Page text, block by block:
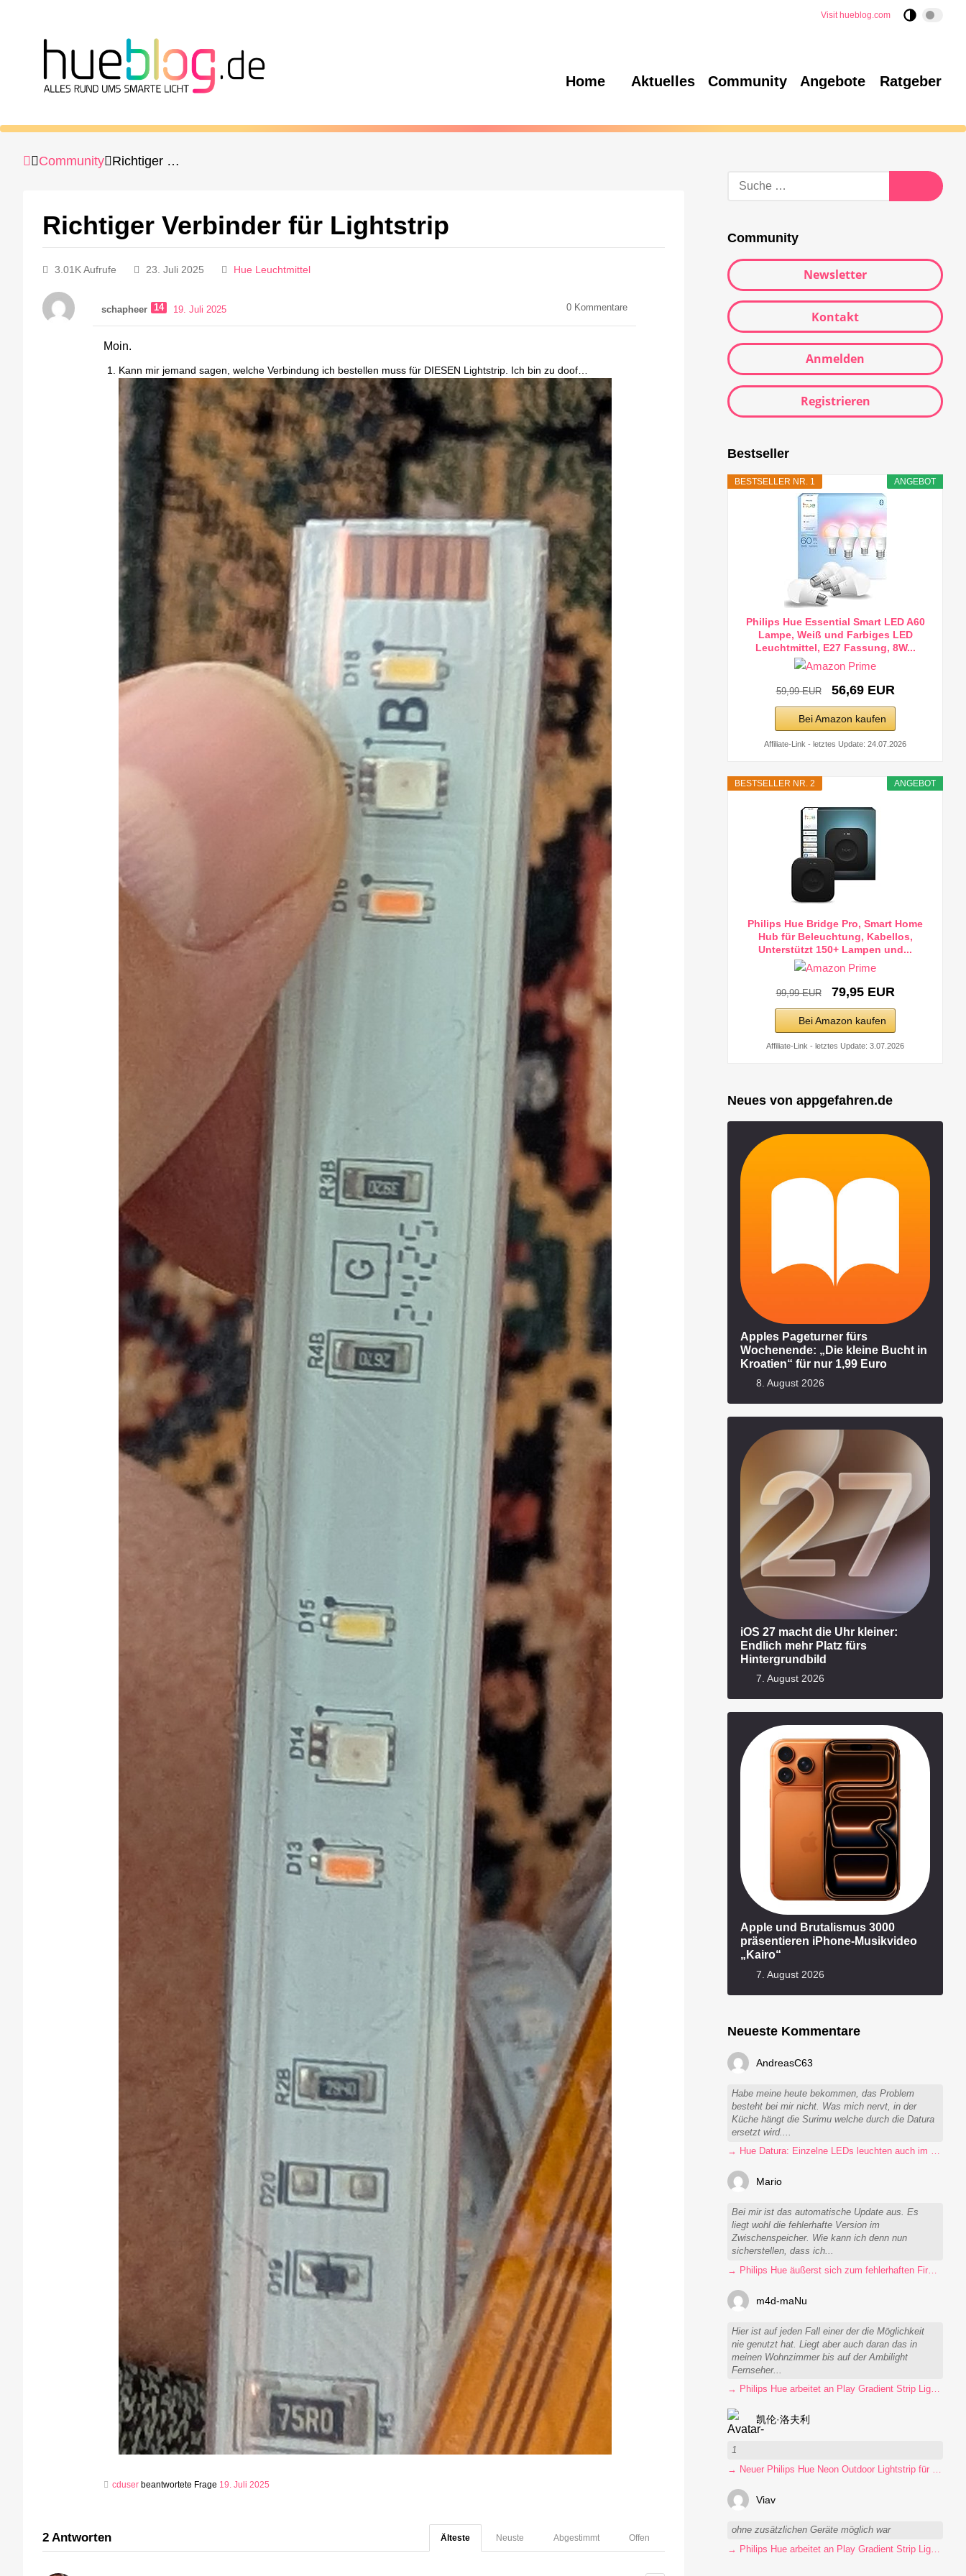
Visit hueblog.com
Home Aktuelles Community Angebote Ratgeber
Community Richtiger Verbinder für Lightstrip
Richtiger Verbinder für Lightstrip
3.01K Aufrufe 23. Juli 2025 Hue Leuchtmittel
schapheer 14 19. Juli 2025 0 Kommentare
Moin.
Kann mir jemand sagen, welche Verbindung ich bestellen muss für DIESEN Lightstrip. Ich bin zu doof…
cduser beantwortete Frage 19. Juli 2025
2 Antworten Offen
Abgestimmt
Neuste
Älteste
Community
Newsletter
Kontakt
Anmelden
Registrieren
Bestseller
ANGEBOT
BESTSELLER NR. 1
Philips Hue Essential Smart LED A60
Lampe, Weiß und Farbiges LED
Leuchtmittel, E27 Fassung, 8W...
59,99 EUR 56,69 EUR
Bei Amazon kaufen
Affiliate-Link - letztes Update: 24.07.2026
ANGEBOT
BESTSELLER NR. 2
Philips Hue Bridge Pro, Smart Home
Hub für Beleuchtung, Kabellos,
Unterstützt 150+ Lampen und...
99,99 EUR 79,95 EUR
Bei Amazon kaufen
Affiliate-Link - letztes Update: 3.07.2026
Neues von appgefahren.de
Apples Pageturner fürs
Wochenende: „Die kleine Bucht in
Kroatien“ für nur 1,99 Euro
8. August 2026
iOS 27 macht die Uhr kleiner:
Endlich mehr Platz fürs
Hintergrundbild
7. August 2026
Apple und Brutalismus 3000
präsentieren iPhone-Musikvideo
„Kairo“
7. August 2026
Neueste Kommentare
AndreasC63
Habe meine heute bekommen, das Problem
besteht bei mir nicht. Was mich nervt, in der
Küche hängt die Surimu welche durch die Datura
ersetzt wird....
→ Hue Datura: Einzelne LEDs leuchten auch im ausgeschalteten Zustand
Mario
Bei mir ist das automatische Update aus. Es
liegt wohl die fehlerhafte Version im
Zwischenspeicher. Wie kann ich denn nun
sicherstellen, dass ich...
→ Philips Hue äußerst sich zum fehlerhaften Firmware-Update
m4d-maNu
Hier ist auf jeden Fall einer der die Möglichkeit
nie genutzt hat. Liegt aber auch daran das in
meinen Wohnzimmer bis auf der Ambilight
Fernseher...
→ Philips Hue arbeitet an Play Gradient Strip Light Pro
凯伦·洛夫利
1
Viav
ohne zusätzlichen Geräte möglich war
→ Philips Hue arbeitet an Play Gradient Strip Light Pro